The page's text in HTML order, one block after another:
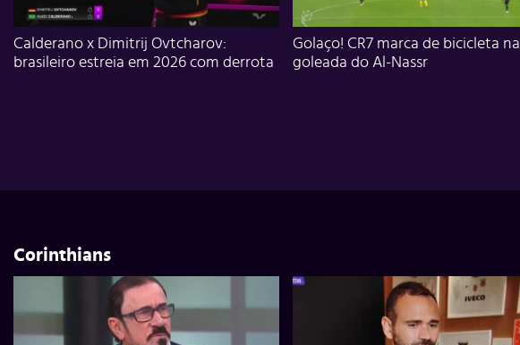
Calderano x Dimitrij Ovtcharov:
brasileiro estreia em 2026 com derrota
Golaço! CR7 marca de bicicleta na
goleada do Al-Nassr
Corinthians